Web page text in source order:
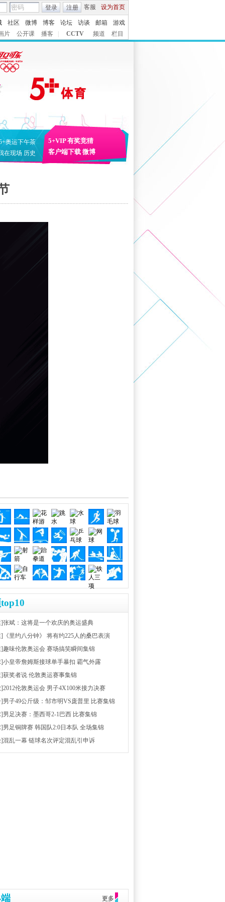
客服 设为首页
登录 注册
社区 微博 博客 论坛 访谈 邮箱
游戏
片
公开课 播客 CCTV 频道 栏目
奥运下午茶
在现场 历史
5+VIP 有奖竞猜
客户端下载 微博
张斌：这将是一个欢庆的奥运盛典
《里约八分钟》 将有约225人的桑巴表演
趣味伦敦奥运会 赛场搞笑瞬间集锦
小皇帝詹姆斯接球单手暴扣 霸气外露
获奖者说 伦敦奥运赛事集锦
伦敦奥运会 男子4X100米接力决赛
男子49公斤级：邹市明VS庞普里 比赛集锦
男足决赛：墨西哥2-1巴西 比赛集锦
男足铜牌赛 韩国队2:0日本队 全场集锦
混乱一幕 链球名次评定混乱引申诉
更多